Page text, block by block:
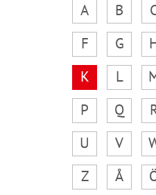
A B
F
G
K
L
P
Q
U
V
Z
Å